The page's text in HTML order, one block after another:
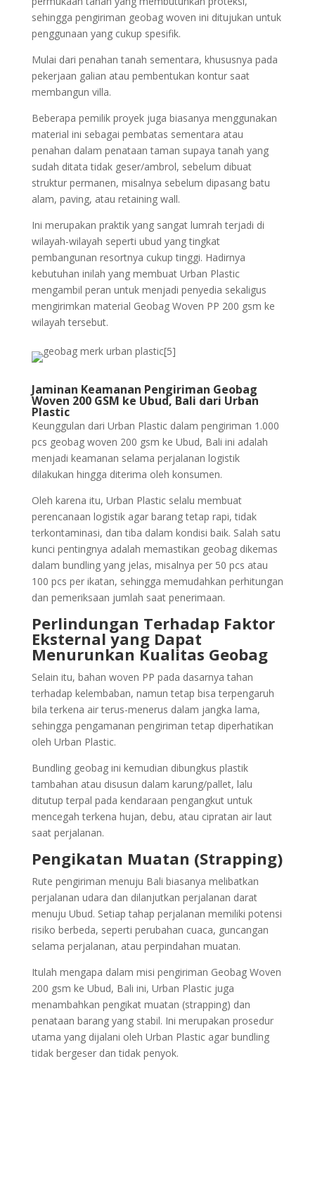
sehingga pengiriman geobag woven ini ditujukan untuk
penggunaan yang cukup spesifik.
Mulai dari penahan tanah sementara, khususnya pada
pekerjaan galian atau pembentukan kontur saat
membangun villa.
Beberapa pemilik proyek juga biasanya menggunakan
material ini sebagai pembatas sementara atau
penahan dalam penataan taman supaya tanah yang
sudah ditata tidak geser/ambrol, sebelum dibuat
struktur permanen, misalnya sebelum dipasang batu
alam, paving, atau retaining wall.
Ini merupakan praktik yang sangat lumrah terjadi di
wilayah-wilayah seperti ubud yang tingkat
pembangunan resortnya cukup tinggi. Hadirnya
kebutuhan inilah yang membuat Urban Plastic
mengambil peran untuk menjadi penyedia sekaligus
mengirimkan material Geobag Woven PP 200 gsm ke
wilayah tersebut.
Jaminan Keamanan Pengiriman Geobag
Woven 200 GSM ke Ubud, Bali dari Urban
Plastic
Keunggulan dari Urban Plastic dalam pengiriman 1.000
pcs geobag woven 200 gsm ke Ubud, Bali ini adalah
menjadi keamanan selama perjalanan logistik
dilakukan hingga diterima oleh konsumen.
Oleh karena itu, Urban Plastic selalu membuat
perencanaan logistik agar barang tetap rapi, tidak
terkontaminasi, dan tiba dalam kondisi baik. Salah satu
kunci pentingnya adalah memastikan geobag dikemas
dalam bundling yang jelas, misalnya per 50 pcs atau
100 pcs per ikatan, sehingga memudahkan perhitungan
dan pemeriksaan jumlah saat penerimaan.
Perlindungan Terhadap Faktor
Eksternal yang Dapat
Menurunkan Kualitas Geobag
Selain itu, bahan woven PP pada dasarnya tahan
terhadap kelembaban, namun tetap bisa terpengaruh
bila terkena air terus-menerus dalam jangka lama,
sehingga pengamanan pengiriman tetap diperhatikan
oleh Urban Plastic.
Bundling geobag ini kemudian dibungkus plastik
tambahan atau disusun dalam karung/pallet, lalu
ditutup terpal pada kendaraan pengangkut untuk
mencegah terkena hujan, debu, atau cipratan air laut
saat perjalanan.
Pengikatan Muatan (Strapping)
Rute pengiriman menuju Bali biasanya melibatkan
perjalanan udara dan dilanjutkan perjalanan darat
menuju Ubud. Setiap tahap perjalanan memiliki potensi
risiko berbeda, seperti perubahan cuaca, guncangan
selama perjalanan, atau perpindahan muatan.
Itulah mengapa dalam misi pengiriman Geobag Woven
200 gsm ke Ubud, Bali ini, Urban Plastic juga
menambahkan pengikat muatan (strapping) dan
penataan barang yang stabil. Ini merupakan prosedur
utama yang dijalani oleh Urban Plastic agar bundling
tidak bergeser dan tidak penyok.